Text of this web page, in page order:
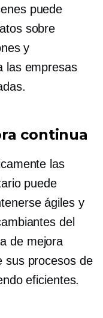
puede
sobre
y
las empresas
continua
las
puede
ágiles y
del
de mejora
sus procesos de
eficientes.